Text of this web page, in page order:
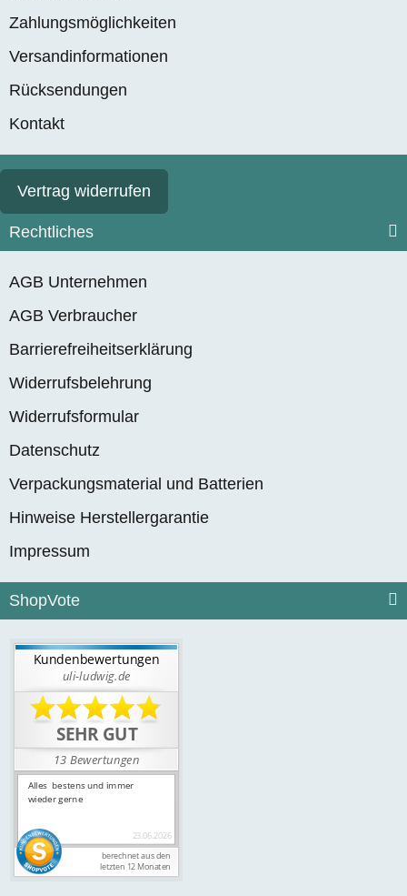
Zahlungsmöglichkeiten
Versandinformationen
Rücksendungen
Kontakt
Vertrag widerrufen
Rechtliches
AGB Unternehmen
AGB Verbraucher
Barrierefreiheitserklärung
Widerrufsbelehrung
Widerrufsformular
Datenschutz
Verpackungsmaterial und Batterien
Hinweise Herstellergarantie
Impressum
ShopVote